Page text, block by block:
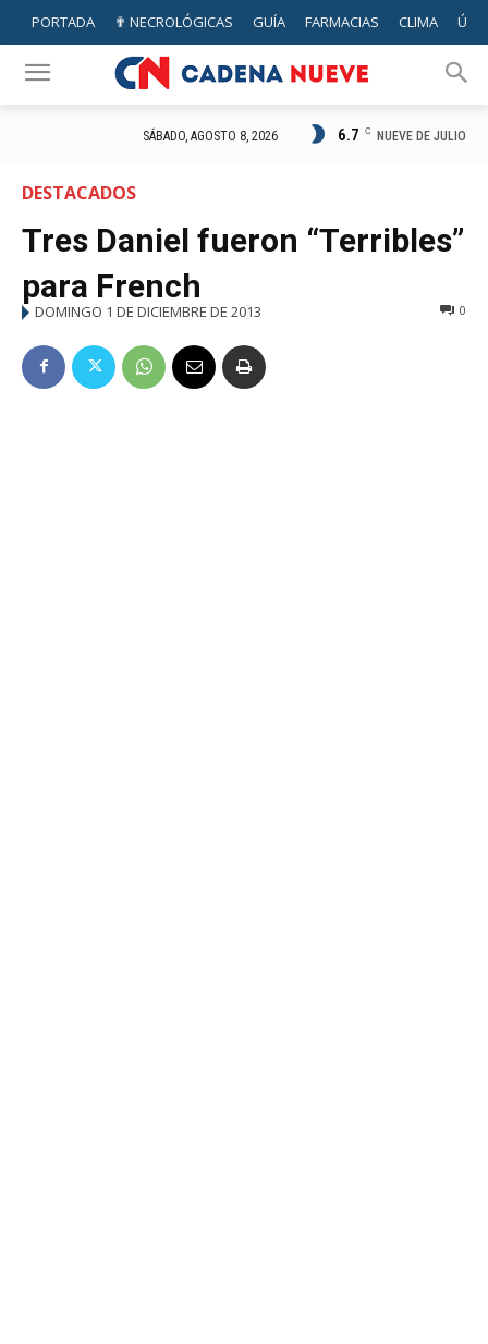
PORTADA ✟ NECROLÓGICAS GUÍA FARMACIAS CLIMA
SÁBADO, AGOSTO 8, 2026 6.7 C NUEVE DE JULIO
DESTACADOS
Tres Daniel fueron “Terribles”
para French
DOMINGO 1 DE DICIEMBRE DE 2013 0